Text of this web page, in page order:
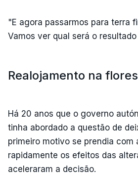
"E agora passarmos para terra
Vamos ver qual será o
Realojamento na
Há 20 anos que o governo
tinha abordado a questão de
primeiro motivo se prendia com
rapidamente os efeitos das
aceleraram a decisão.